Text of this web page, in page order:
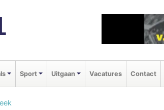
Sport Uitgaan Vacatures Contact